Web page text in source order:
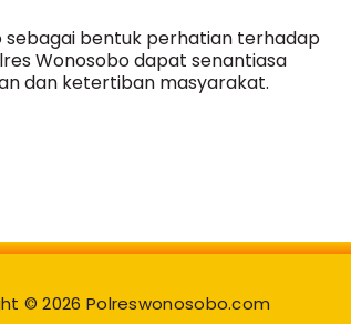
sebagai bentuk perhatian terhadap
Wonosobo dapat senantiasa
dan ketertiban masyarakat.
© 2026 Polreswonosobo.com